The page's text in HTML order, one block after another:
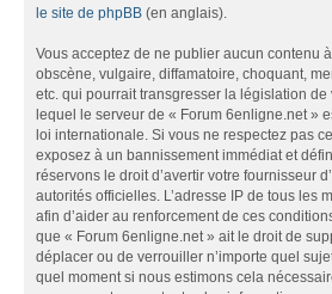
le site de phpBB (en anglais).
Vous acceptez de ne publier aucun contenu
obscène, vulgaire, diffamatoire, choquant,
etc. qui pourrait transgresser la législation
lequel le serveur de « Forum 6enligne.net »
loi internationale. Si vous ne respectez pas
exposez à un bannissement immédiat et
réservons le droit d’avertir votre fournisseur
autorités officielles. L’adresse IP de tous les
afin d’aider au renforcement de ces
que « Forum 6enligne.net » ait le droit de
déplacer ou de verrouiller n’importe quel
quel moment si nous estimons cela